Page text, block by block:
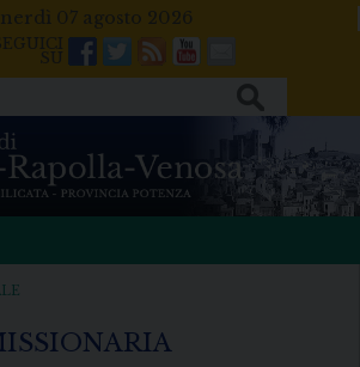
07 agosto 2026
Facebook
Twitter
FeedsYoutube
Mail